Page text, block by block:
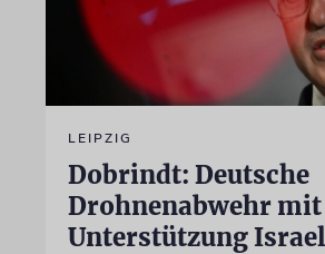
LEIPZIG
Dobrindt: Deutsche
Drohnenabwehr mit
Unterstützung